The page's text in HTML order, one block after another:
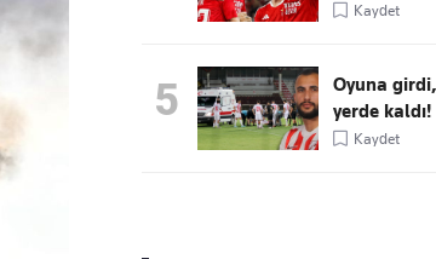
Kaydet
5
Oyuna
yerde kaldı!
Kaydet